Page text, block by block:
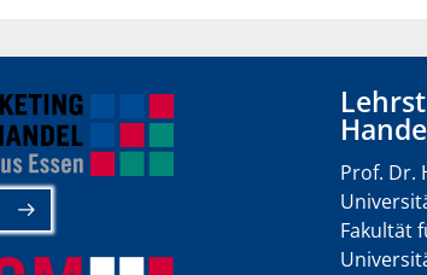
Prof. Dr.
Fakultät